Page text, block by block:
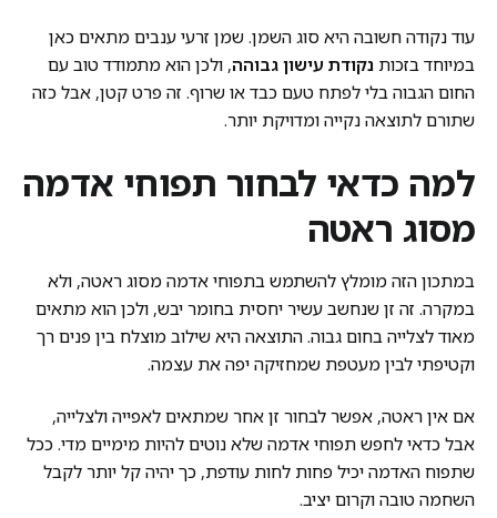
עוד נקודה חשובה היא סוג השמן. שמן זרעי ענבים מתאים כאן
במיוחד בזכות נקודת עישון גבוהה, ולכן הוא מתמודד טוב עם
החום הגבוה בלי לפתח טעם כבד או שרוף. זה פרט קטן, אבל כזה
שתורם לתוצאה נקייה ומדויקת יותר.
למה כדאי לבחור תפוחי אדמה
מסוג ראטה
במתכון הזה מומלץ להשתמש בתפוחי אדמה מסוג ראטה, ולא
במקרה. זה זן שנחשב עשיר יחסית בחומר יבש, ולכן הוא מתאים
מאוד לצלייה בחום גבוה. התוצאה היא שילוב מוצלח בין פנים רך
וקטיפתי לבין מעטפת שמחזיקה יפה את עצמה.
אם אין ראטה, אפשר לבחור זן אחר שמתאים לאפייה ולצלייה,
אבל כדאי לחפש תפוחי אדמה שלא נוטים להיות מימיים מדי. ככל
שתפוח האדמה יכיל פחות לחות עודפת, כך יהיה קל יותר לקבל
השחמה טובה וקרום יציב.